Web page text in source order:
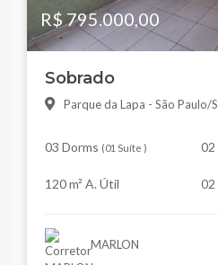
R$ 795.000,00
Sobrado
Parque da Lapa - São Paulo/
03 Dorms (01 Suíte ) 02
120 m² A. Útil 02
MARLON